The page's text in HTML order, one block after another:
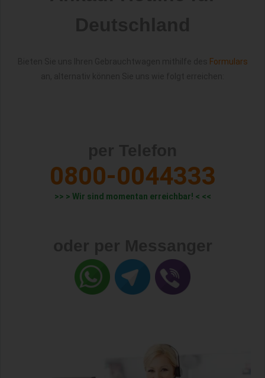
Formulars
0800-0044333
>> > Wir sind momentan erreichbar! < <<